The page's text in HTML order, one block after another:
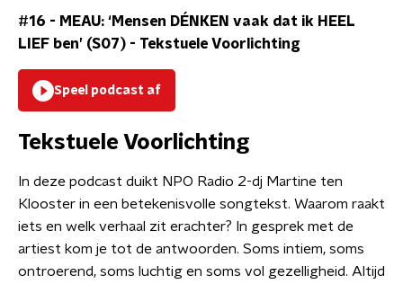
#16 - MEAU: ‘Mensen DÉNKEN vaak dat ik HEEL
LIEF ben’ (S07) - Tekstuele Voorlichting
Speel podcast af
Tekstuele Voorlichting
In deze podcast duikt NPO Radio 2-dj Martine ten
Klooster in een betekenisvolle songtekst. Waarom raakt
iets en welk verhaal zit erachter? In gesprek met de
artiest kom je tot de antwoorden. Soms intiem, soms
ontroerend, soms luchtig en soms vol gezelligheid. Altijd